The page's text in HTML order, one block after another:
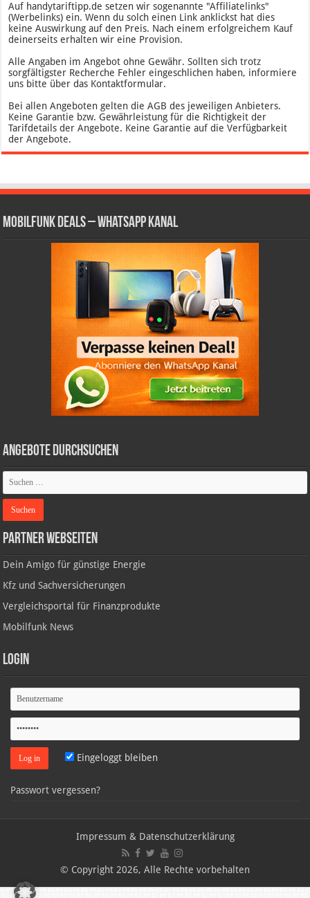
Auf handytariftipp.de setzen wir sogenannte "Affiliatelinks"
(Werbelinks) ein. Wenn du solch einen Link anklickst hat dies
keine Auswirkung auf den Preis. Nach einem erfolgreichem Kauf
deinerseits erhalten wir eine Provision.
Alle Angaben im Angebot ohne Gewähr. Sollten sich trotz
sorgfältigster Recherche Fehler eingeschlichen haben, informiere
uns bitte über das Kontaktformular.
Bei allen Angeboten gelten die AGB des jeweiligen Anbieters.
Keine Garantie bzw. Gewährleistung für die Richtigkeit der
Tarifdetails der Angebote. Keine Garantie auf die Verfügbarkeit
der Angebote.
Mobilfunk Deals – WhatsApp Kanal
Angebote durchsuchen
Partner Webseiten
Dein Amigo für günstige Energie
Kfz und Sachversicherungen
Vergleichsportal für Finanzprodukte
Mobilfunk News
Login
Eingeloggt bleiben
Passwort vergessen?
Impressum & Datenschutzerklärung
© Copyright 2026, Alle Rechte vorbehalten